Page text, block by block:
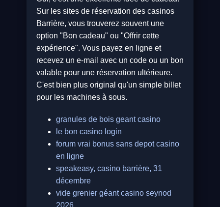
Sur les sites de réservation des casinos
Barrière, vous trouverez souvent une
option "Bon cadeau" ou "Offrir cette
expérience". Vous payez en ligne et
recevez un e-mail avec un code ou un bon
valable pour une réservation ultérieure.
C'est bien plus original qu'un simple billet
pour les machines à sous.
granules de bois geant casino
le bon casino login
forum vrai bonus sans depot casino
en ligne
speakeasy, casino barrière, 31
décembre
vide grenier géant casino seynod
2026